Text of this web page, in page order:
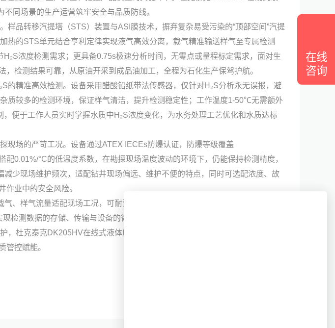
同场景的生产运营筑牢安全与品质防线。
样品转移汽提塔（STS）装置与ASI膜技术，摒弃复杂易受污染的“顶部空间”汽提
的STS单元结合亨利定律实现液气高效分离，载气精准输送样气至专属检测
浓度检测需求；更具备0.75s极速分析时间，无零点或量程标定需求，面对生
检测结果可靠，从原油开采到成品油加工，全程为石化生产保驾护航。
的精准高效检测。设备采用醋酸铅纸带法传感器，仅针对H₂S分析永无误报，避
质较多的检测环境，保证样气清洁，提升检测稳定性；工作温度1-50℃无需额外
便于工作人员实时掌握水质中H₂S浓度变化，为水务处理工艺优化和水质达标
现场的严苛工况。设备通过ATEX IECEs防爆认证，防爆等级覆盖
0.01%/°C的低温度系数，在勘探现场温度波动的环境下，仍能保持检测精度，
少现场维护频次，适配钻井现场偏远、维护不便的特点，同时可选配浓度、故
作业中的安全风险。
、样气流量适配现场工况，可耐受1500psig样气气压，适配不同行业的现场工
检测数据的存储、传输与设备的智能化管理，满足各行业数字化生产的需求。
杜克泰克DK205HV在线式液体H₂S分析仪以技术、精准性能、高可靠性与强
管控赋能。
在线
咨询